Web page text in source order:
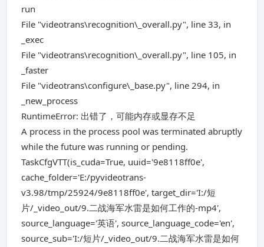
run
File "videotrans\recognition\_overall.py", line 33, in
_exec
File "videotrans\recognition\_overall.py", line 105, in
_faster
File "videotrans\configure\_base.py", line 294, in
_new_process
RuntimeError: 出错了，可能内存或显存不足
A process in the process pool was terminated abruptly
while the future was running or pending.
TaskCfgVTT(is_cuda=True, uuid='9e8118ff0e',
cache_folder='E:/pyvideotrans-
v3.98/tmp/25924/9e8118ff0e', target_dir='I:/短
片/_video_out/9.二战海军水雷是如何工作的-mp4',
source_language='英语', source_language_code='en',
source_sub='I:/短片/_video_out/9.二战海军水雷是如何